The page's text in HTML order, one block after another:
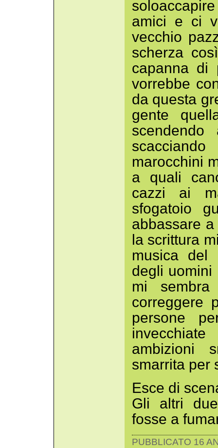
amici e ci
vecchio
scherza
capanna di
vorrebbe
da questa
gente
marocchini
a quali
cazzi ai
sfogatoio
abbassare
la scrittura
musica del
degli
mi
correggere
persone
ambizioni
smarrita per
Esce di
Gli altri
fosse a
PUBBLICATO 16